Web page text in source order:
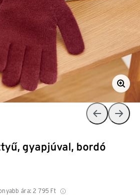
gyapjúval, bordó
ára: 2 795 Ft